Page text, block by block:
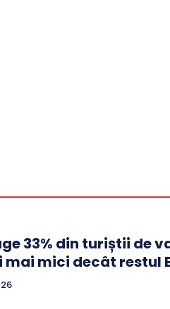
33% din turiștii de
mai mici decât restul